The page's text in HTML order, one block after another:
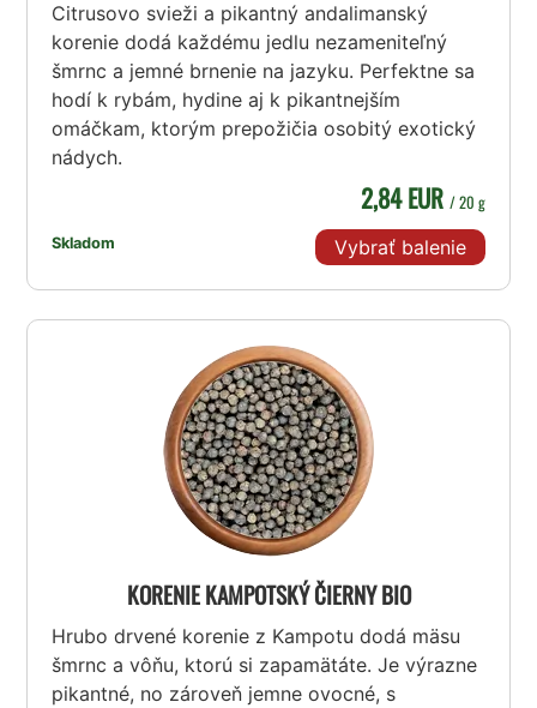
Citrusovo svieži a pikantný andalimanský
korenie dodá každému jedlu nezameniteľný
šmrnc a jemné brnenie na jazyku. Perfektne sa
hodí k rybám, hydine aj k pikantnejším
omáčkam, ktorým prepožičia osobitý exotický
nádych.
Skladom
2,84 EUR / 20 g
Vybrať balenie
KORENIE KAMPOTSKÝ ČIERNY BIO
Hrubo drvené korenie z Kampotu dodá mäsu
šmrnc a vôňu, ktorú si zapamätáte. Je výrazne
pikantné, no zároveň jemne ovocné, s